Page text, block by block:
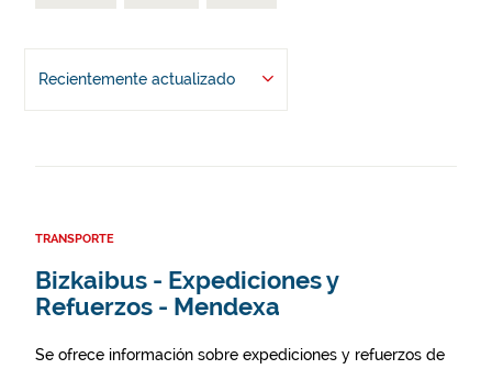
Recientemente actualizado
TRANSPORTE
Bizkaibus - Expediciones y
Refuerzos - Mendexa
Se ofrece información sobre expediciones y refuerzos de